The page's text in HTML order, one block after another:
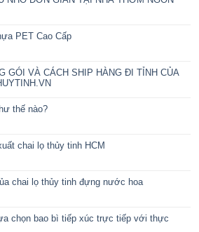
lọ thủy
150ml – 300ml – 500ml nắp dây